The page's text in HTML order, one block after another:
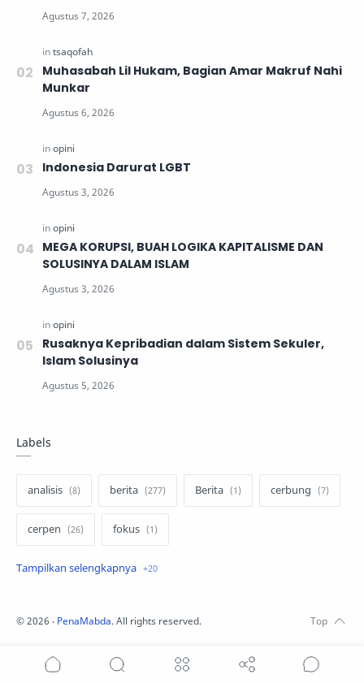
Muhasabah Lil Hukam, Bagian Amar Makruf Nahi
Munkar
Indonesia Darurat LGBT
MEGA KORUPSI, BUAH LOGIKA KAPITALISME DAN
SOLUSINYA DALAM ISLAM
Rusaknya Kepribadian dalam Sistem Sekuler,
Islam Solusinya
Labels
analisis berita Berita cerbung
cerpen fokus
hukum internasional
©2026 ‧ PenaMabda. All rights reserved.